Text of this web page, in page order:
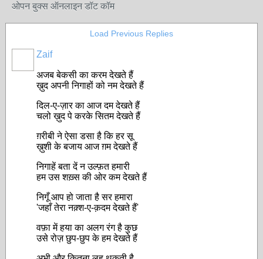
ओपन बुक्स ऑनलाइन डॉट कॉम
Load Previous Replies
Zaif
अजब बेकसी का करम देखते हैं
ख़ुद अपनी निगाहों को नम देखते हैं
दिल-ए-ज़ार का आज दम देखते हैं
चलो ख़ुद पे करके सितम देखते हैं
ग़रीबी ने ऐसा डसा है कि हर सू
ख़ुशी के बजाय आज ग़म देखते हैं
निगाहें बता दें न उल्फ़त हमारी
हम उस शख़्स की ओर कम देखते हैं
निगूँ आप हो जाता है सर हमारा
'जहाँ तेरा नक़्श-ए-क़दम देखते हैं'
वफ़ा में हया का अलग रंग है कुछ
उसे रोज़ छुप-छुप के हम देखते हैं